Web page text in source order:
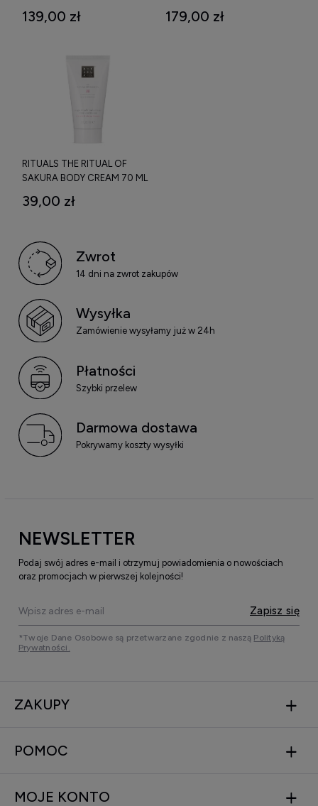
150 ML
139,00 zł 179,00 zł
RITUALS THE RITUAL OF
SAKURA BODY CREAM 70 ML
39,00 zł
Zwrot
14 dni na zwrot zakupów
Wysyłka
Zamówienie wysyłamy już w 24h
Płatności
Szybki przelew
Darmowa dostawa
Pokrywamy koszty wysyłki
NEWSLETTER
Podaj swój adres e-mail i otrzymuj powiadomienia o nowościach
oraz promocjach w pierwszej kolejności!
Zapisz się
*Twoje Dane Osobowe są przetwarzane zgodnie z naszą Polityką
Prywatności.
ZAKUPY
POMOC
MOJE KONTO